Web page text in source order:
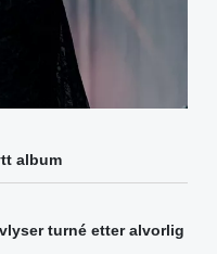
album
turné etter alvorlig